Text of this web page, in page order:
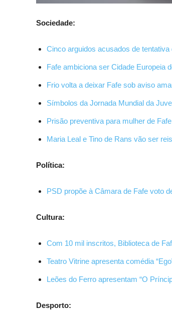
Sociedade:
Cinco arguidos acusados de
Fafe ambiciona ser Cidade Europeia
Frio volta a deixar Fafe sob aviso
Símbolos da Jornada Mundial da
Prisão preventiva para mulher de
Maria Leal e Tino de Rans vão ser
Política:
PSD propõe à Câmara de Fafe voto
Cultura:
Com 10 mil inscritos, Biblioteca de
Teatro Vitrine apresenta comédia
Leões do Ferro apresentam “O
Desporto: